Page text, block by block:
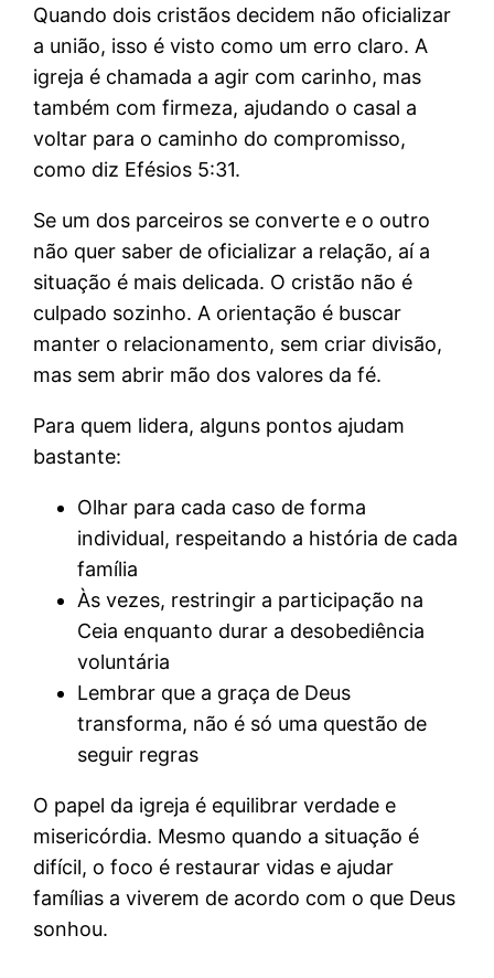
Quando dois cristãos decidem não oficializar
a união, isso é visto como um erro claro. A
igreja é chamada a agir com carinho, mas
também com firmeza, ajudando o casal a
voltar para o caminho do compromisso,
como diz Efésios 5:31.
Se um dos parceiros se converte e o outro
não quer saber de oficializar a relação, aí a
situação é mais delicada. O cristão não é
culpado sozinho. A orientação é buscar
manter o relacionamento, sem criar divisão,
mas sem abrir mão dos valores da fé.
Para quem lidera, alguns pontos ajudam
bastante:
Olhar para cada caso de forma
individual, respeitando a história de cada
família
Às vezes, restringir a participação na
Ceia enquanto durar a desobediência
voluntária
Lembrar que a graça de Deus
transforma, não é só uma questão de
seguir regras
O papel da igreja é equilibrar verdade e
misericórdia. Mesmo quando a situação é
difícil, o foco é restaurar vidas e ajudar
famílias a viverem de acordo com o que Deus
sonhou.